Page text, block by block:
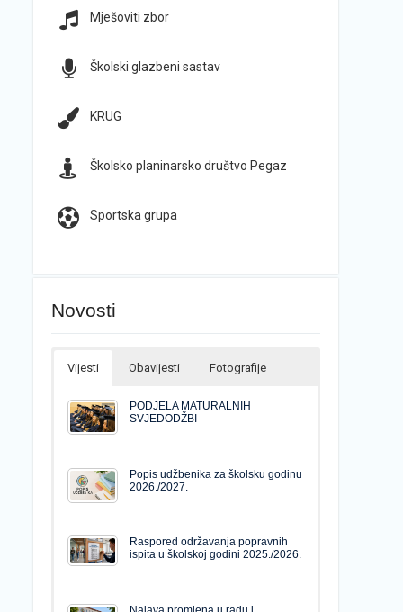
Mješoviti zbor
Školski glazbeni sastav
KRUG
Školsko planinarsko društvo Pegaz
Sportska grupa
Novosti
Vijesti Obavijesti Fotografije
PODJELA MATURALNIH
SVJEDODŽBI
Popis udžbenika za školsku godinu
2026./2027.
Raspored održavanja popravnih
ispita u školskoj godini 2025./2026.
Najava promjena u radu i